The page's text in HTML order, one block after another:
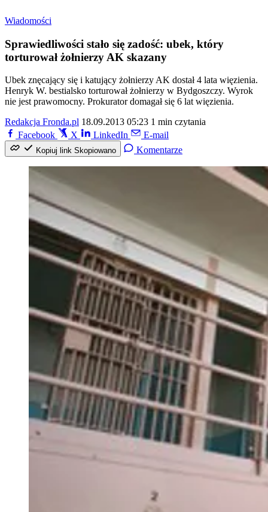
Wiadomości
Sprawiedliwości stało się zadość: ubek, który
torturował żołnierzy AK skazany
Ubek znęcający się i katujący żołnierzy AK dostał 4 lata więzienia.
Henryk W. bestialsko torturował żołnierzy w Bydgoszczy. Wyrok
nie jest prawomocny. Prokurator domagał się 6 lat więzienia.
Redakcja Fronda.pl 18.09.2013 05:23 1 min czytania
Facebook
X LinkedIn E-mail
Kopiuj link Skopiowano Komentarze